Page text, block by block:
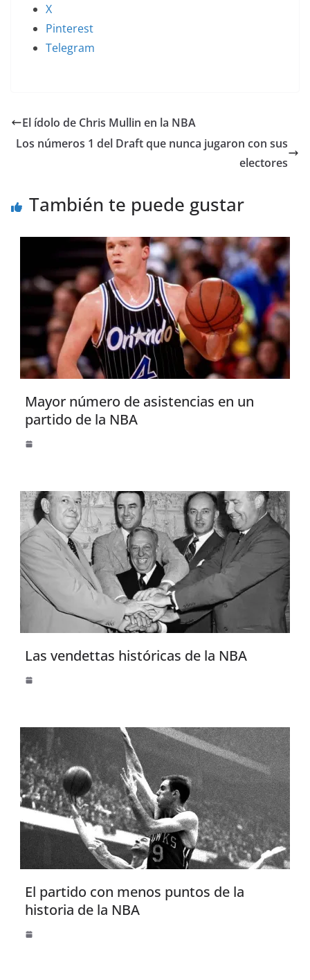
X
Pinterest
Telegram
El ídolo de Chris Mullin en la NBA
Los números 1 del Draft que nunca jugaron con sus
electores
También te puede gustar
Mayor número de asistencias en un
partido de la NBA
Las vendettas históricas de la NBA
El partido con menos puntos de la
historia de la NBA